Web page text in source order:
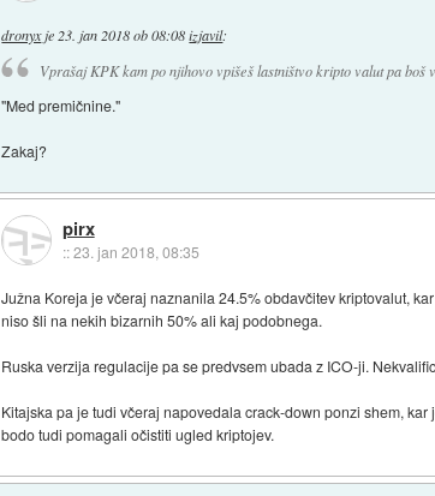
dronyxje 23. jan 2018 ob 08:08 izjavil:
Vprašaj KPK kam po njihovo vpišeš lastništvo kripto valut pa
"Med premičnine."
Zakaj?
pirx
::23. jan 2018, 08:35
Južna Koreja je včeraj naznanila 24.5% obdavčitev kriptovalut,
niso šli na nekih bizarnih 50% ali kaj podobnega.
Ruska verzija regulacije pa se predvsem ubada z ICO-ji.
Kitajska pa je tudi včeraj napovedala crack-down ponzi shem,
bodo tudi pomagali očistiti ugled kriptojev.